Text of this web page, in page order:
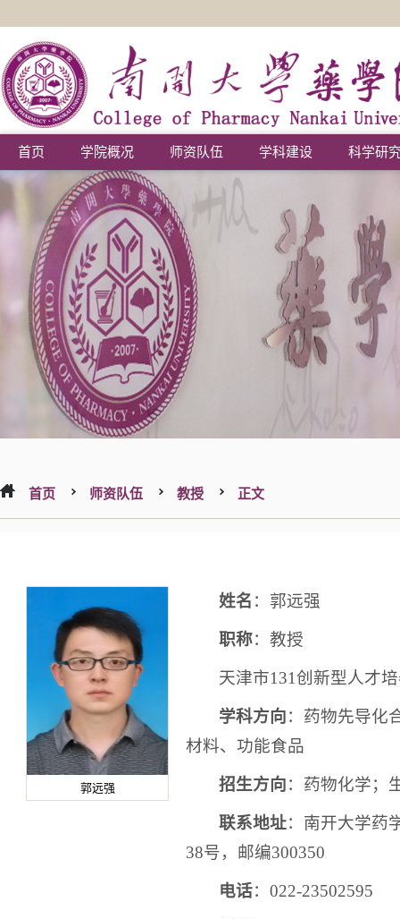
首页 学院概况 师资队伍 学科建设 科学研
首页 师资队伍 教授 正文
郭远强
姓名 ：郭远强
职称：教授
天津市131创新型人才
学科方向：药物先导化
材料、功能食品
招生方向：药物化学；
联系地址：南开大学药
38号，邮编300350
电话：022-23502595